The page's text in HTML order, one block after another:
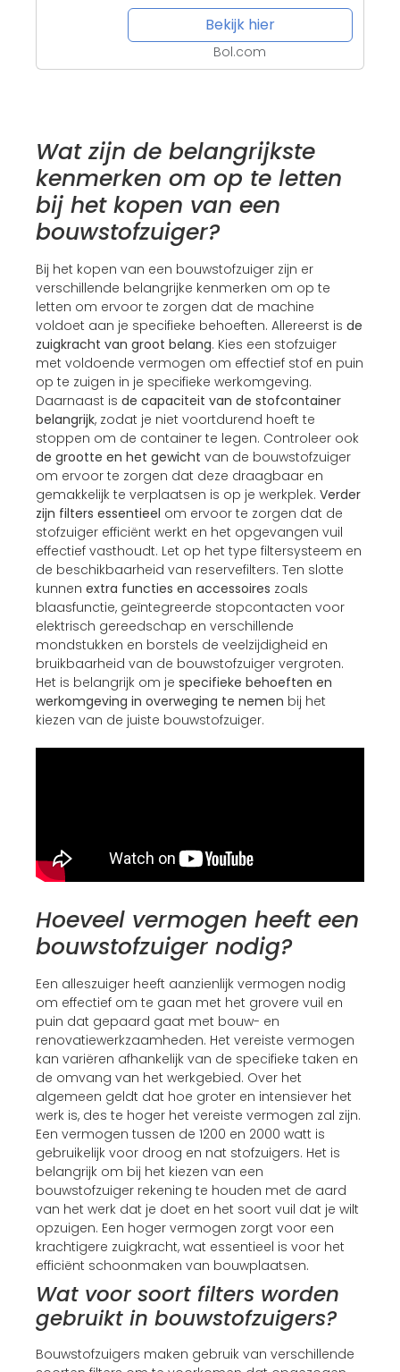
Bekijk hier
Bol.com
Wat zijn de belangrijkste
kenmerken om op te letten
bij het kopen van een
bouwstofzuiger?
Bij het kopen van een bouwstofzuiger zijn er
verschillende belangrijke kenmerken om op te
letten om ervoor te zorgen dat de machine
voldoet aan je specifieke behoeften. Allereerst is de
zuigkracht van groot belang. Kies een stofzuiger
met voldoende vermogen om effectief stof en puin
op te zuigen in je specifieke werkomgeving.
Daarnaast is de capaciteit van de stofcontainer
belangrijk, zodat je niet voortdurend hoeft te
stoppen om de container te legen. Controleer ook
de grootte en het gewicht van de bouwstofzuiger
om ervoor te zorgen dat deze draagbaar en
gemakkelijk te verplaatsen is op je werkplek. Verder
zijn filters essentieel om ervoor te zorgen dat de
stofzuiger efficiënt werkt en het opgevangen vuil
effectief vasthoudt. Let op het type filtersysteem en
de beschikbaarheid van reservefilters. Ten slotte
kunnen extra functies en accessoires zoals
blaasfunctie, geïntegreerde stopcontacten voor
elektrisch gereedschap en verschillende
mondstukken en borstels de veelzijdigheid en
bruikbaarheid van de bouwstofzuiger vergroten.
Het is belangrijk om je specifieke behoeften en
werkomgeving in overweging te nemen bij het
kiezen van de juiste bouwstofzuiger.
Hoeveel vermogen heeft een
bouwstofzuiger nodig?
Een alleszuiger heeft aanzienlijk vermogen nodig
om effectief om te gaan met het grovere vuil en
puin dat gepaard gaat met bouw- en
renovatiewerkzaamheden. Het vereiste vermogen
kan variëren afhankelijk van de specifieke taken en
de omvang van het werkgebied. Over het
algemeen geldt dat hoe groter en intensiever het
werk is, des te hoger het vereiste vermogen zal zijn.
Een vermogen tussen de 1200 en 2000 watt is
gebruikelijk voor droog en nat stofzuigers. Het is
belangrijk om bij het kiezen van een
bouwstofzuiger rekening te houden met de aard
van het werk dat je doet en het soort vuil dat je wilt
opzuigen. Een hoger vermogen zorgt voor een
krachtigere zuigkracht, wat essentieel is voor het
efficiënt schoonmaken van bouwplaatsen.
Wat voor soort filters worden
gebruikt in bouwstofzuigers?
Bouwstofzuigers maken gebruik van verschillende